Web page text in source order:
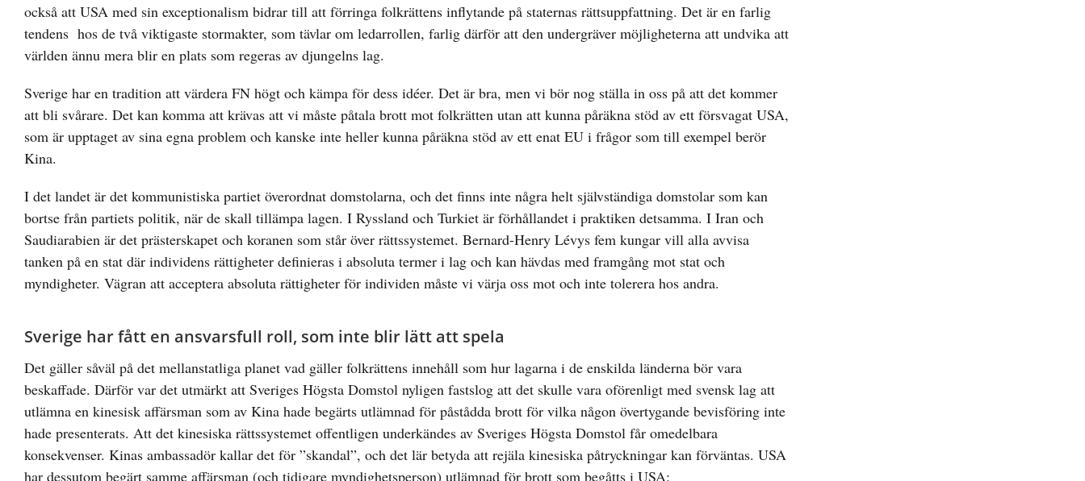
också att USA med sin exceptionalism bidrar till att förringa folkrättens inflytande på staternas rättsuppfattning. Det är en farlig
tendens hos de två viktigaste stormakter, som tävlar om ledarrollen, farlig därför att den undergräver möjligheterna att undvika att
världen ännu mera blir en plats som regeras av djungelns lag.
Sverige har en tradition att värdera FN högt och kämpa för dess idéer. Det är bra, men vi bör nog ställa in oss på att det kommer
att bli svårare. Det kan komma att krävas att vi måste påtala brott mot folkrätten utan att kunna påräkna stöd av ett försvagat USA,
som är upptaget av sina egna problem och kanske inte heller kunna påräkna stöd av ett enat EU i frågor som till exempel berör
Kina.
I det landet är det kommunistiska partiet överordnat domstolarna, och det finns inte några helt självständiga domstolar som kan
bortse från partiets politik, när de skall tillämpa lagen. I Ryssland och Turkiet är förhållandet i praktiken detsamma. I Iran och
Saudiarabien är det prästerskapet och koranen som står över rättssystemet. Bernard-Henry Lévys fem kungar vill alla avvisa
tanken på en stat där individens rättigheter definieras i absoluta termer i lag och kan hävdas med framgång mot stat och
myndigheter. Vägran att acceptera absoluta rättigheter för individen måste vi värja oss mot och inte tolerera hos andra.
Sverige har fått en ansvarsfull roll, som inte blir lätt att spela
Det gäller såväl på det mellanstatliga planet vad gäller folkrättens innehåll som hur lagarna i de enskilda länderna bör vara
beskaffade. Därför var det utmärkt att Sveriges Högsta Domstol nyligen fastslog att det skulle vara oförenligt med svensk lag att
utlämna en kinesisk affärsman som av Kina hade begärts utlämnad för påstådda brott för vilka någon övertygande bevisföring inte
hade presenterats. Att det kinesiska rättssystemet offentligen underkändes av Sveriges Högsta Domstol får omedelbara
konsekvenser. Kinas ambassadör kallar det för ”skandal”, och det lär betyda att rejäla kinesiska påtryckningar kan förväntas. USA
har dessutom begärt samme affärsman (och tidigare myndighetsperson) utlämnad för brott som begåtts i USA: